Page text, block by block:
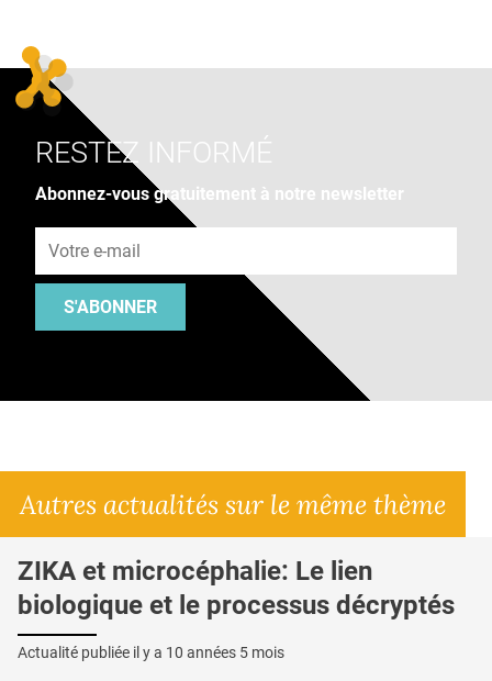
RESTEZ INFORMÉ
Abonnez-vous gratuitement à notre newsletter
S'ABONNER
Autres actualités sur le même thème
ZIKA et microcéphalie: Le lien
biologique et le processus décryptés
Actualité publiée il y a 10 années 5 mois